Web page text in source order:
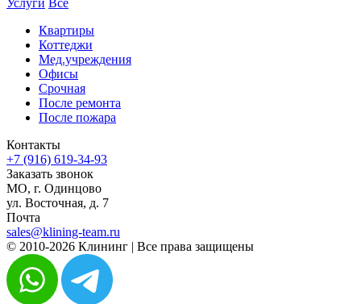
Квартиры
Коттеджи
Мед.учреждения
Офисы
Срочная
После ремонта
После пожара
Контакты
+7 (916) 619-34-93
Заказать звонок
МО, г. Одинцово
ул. Восточная, д. 7
Почта
sales@klining-team.ru
© 2010-2026 Клининг | Все права защищены